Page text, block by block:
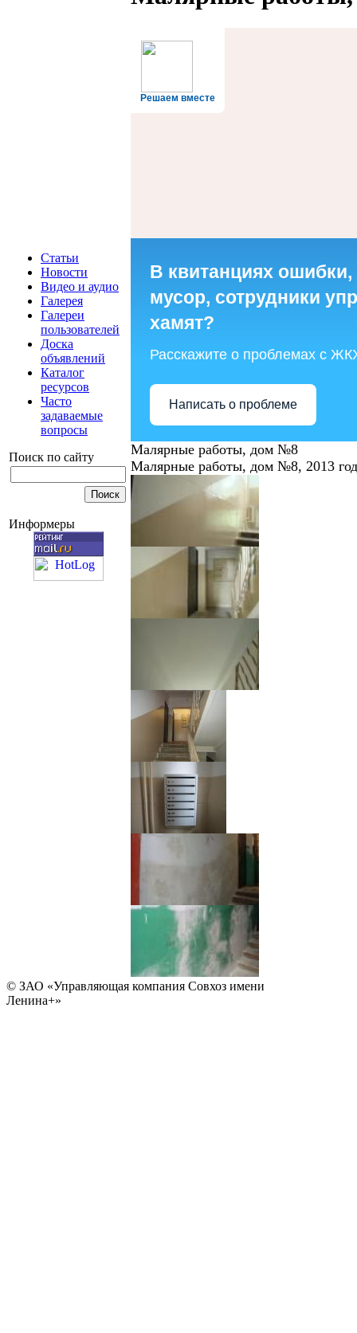
Статьи
Новости
Видео и аудио
Галерея
Галереи
пользователей
Доска
объявлений
Каталог
ресурсов
Часто
задаваемые
вопросы
Поиск по сайту
Информеры
Решаем вместе
В квитанциях
мусор, сотрудники
хамят?
Расскажите о проблемах с
Написать о проблеме
Малярные работы, дом №8
Малярные работы, дом №8, 2013 год
© ЗАО «Управляющая компания Совхоз имени
Ленина+»